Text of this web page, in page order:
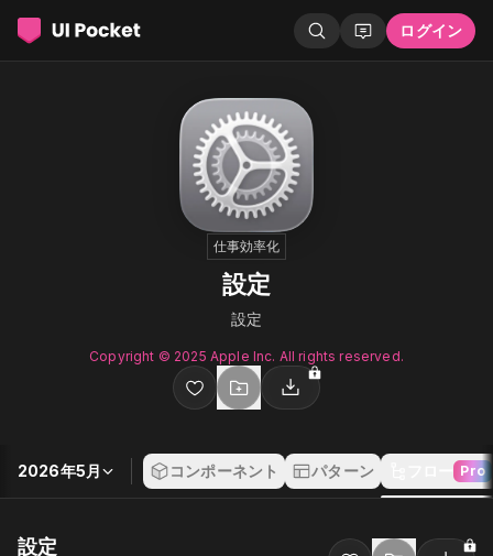
ログイン
仕事効率化
設定
設定
Copyright © 2025 Apple Inc. All rights reserved.
2026年5月 コンポーネント パターン フロー Pro
設定